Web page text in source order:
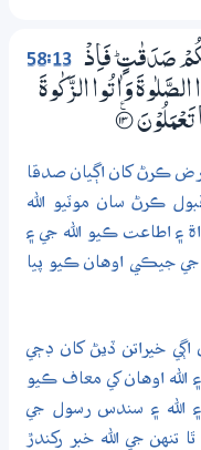
58:13
صَدَقٰتٍ ۭ فَاِذْ
وَاٰتُوا الزَّكٰوةَ
تَعْمَلُوْنَ ؀ۧ13
عرض ڪرڻ کان اڳيان صدقا
ڪرڻ سان موٽيو الله
۽ اطاعت ڪيو الله جي ۽
جي جيڪي اوهان ڪيو پيا
خيراتن ڏيڻ کان ڊڄي
اوهان کي معاف ڪيو
الله ۽ سندس رسول جي
جي الله خبر رکندڙ